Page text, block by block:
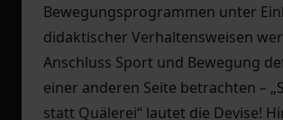
Bewegungsprogrammen unter
didaktischer Verhaltensweisen
Anschluss Sport und Bewegung
einer anderen Seite betrachten –
statt Quälerei“ lautet die Devise!